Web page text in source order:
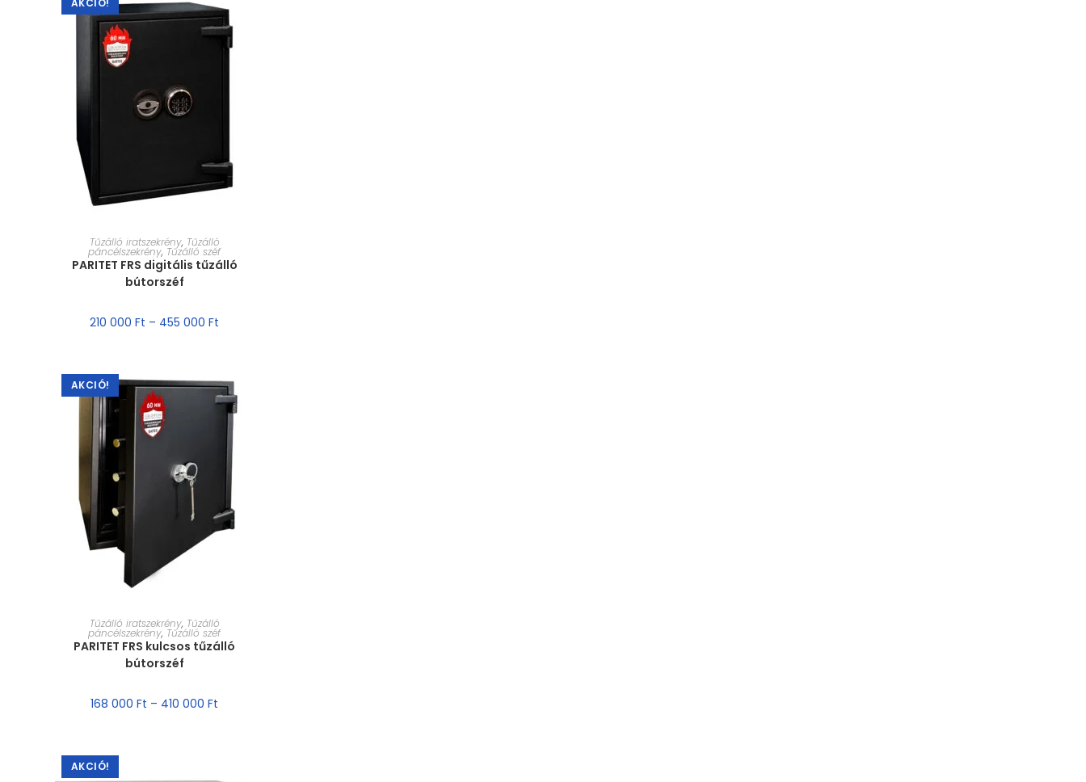
AKCIÓ!
MÉRET VÁLASZTÁSA
Tűzálló iratszekrény, Tűzálló
páncélszekrény, Tűzálló széf
PARITET FRS digitális tűzálló
bútorszéf
210 000Ft – 455 000Ft
AKCIÓ!
MÉRET VÁLASZTÁSA
Tűzálló iratszekrény, Tűzálló
páncélszekrény, Tűzálló széf
PARITET FRS kulcsos tűzálló
bútorszéf
168 000Ft – 410 000Ft
AKCIÓ!